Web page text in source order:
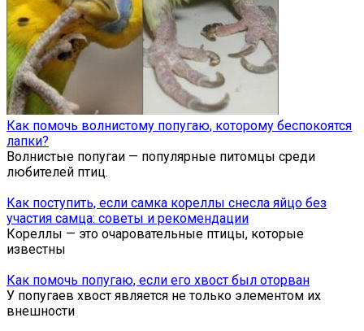
Как помочь волнистому попугаю, которому беспокоятся
лапки?
Волнистые попугаи — популярные питомцы среди
любителей птиц.
Как поступить, если самка кореллы снесла яйцо без
участия самца: советы и рекомендации
Кореллы — это очаровательные птицы, которые
известны
Как помочь попугаю, если его хвост был оторван
У попугаев хвост является не только элементом их
внешности